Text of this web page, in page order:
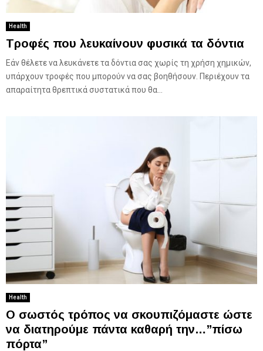
Health
Τροφές που λευκαίνουν φυσικά τα δόντια
Εάν θέλετε να λευκάνετε τα δόντια σας χωρίς τη χρήση χημικών,
υπάρχουν τροφές που μπορούν να σας βοηθήσουν. Περιέχουν τα
απαραίτητα θρεπτικά συστατικά που θα...
Health
Ο σωστός τρόπος να σκουπιζόμαστε ώστε
να διατηρούμε πάντα καθαρή την…”πίσω
πόρτα”